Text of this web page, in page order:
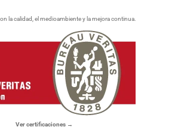
la calidad, el medioambiente y la mejora continua.
Ver certificaciones →